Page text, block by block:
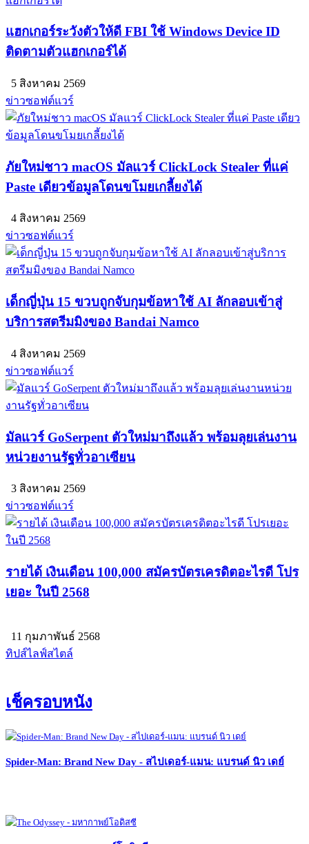
แฮกเกอร์ระวังตัวให้ดี FBI ใช้ Windows Device ID
ติดตามตัวแฮกเกอร์ได้
5 สิงหาคม 2569
ข่าวซอฟต์แวร์
ภัยใหม่ชาว macOS มัลแวร์ ClickLock Stealer ที่แค่
Paste เดียวข้อมูลโดนขโมยเกลี้ยงได้
4 สิงหาคม 2569
ข่าวซอฟต์แวร์
เด็กญี่ปุ่น 15 ขวบถูกจับกุมข้อหาใช้ AI ลักลอบเข้าสู่
บริการสตรีมมิงของ Bandai Namco
4 สิงหาคม 2569
ข่าวซอฟต์แวร์
มัลแวร์ GoSerpent ตัวใหม่มาถึงแล้ว พร้อมลุยเล่นงาน
หน่วยงานรัฐทั่วอาเซียน
3 สิงหาคม 2569
ข่าวซอฟต์แวร์
รายได้ เงินเดือน 100,000 สมัครบัตรเครดิตอะไรดี โปร
เยอะ ในปี 2568
11 กุมภาพันธ์ 2568
ทิปส์ไลฟ์สไตล์
เช็ครอบหนัง
Spider-Man: Brand New Day - สไปเดอร์-แมน: แบรนด์ นิว เดย์